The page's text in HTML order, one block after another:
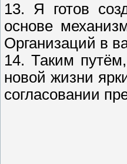
13. Я готов
основе
Организаций в
14. Таким
новой жизни
согласовании